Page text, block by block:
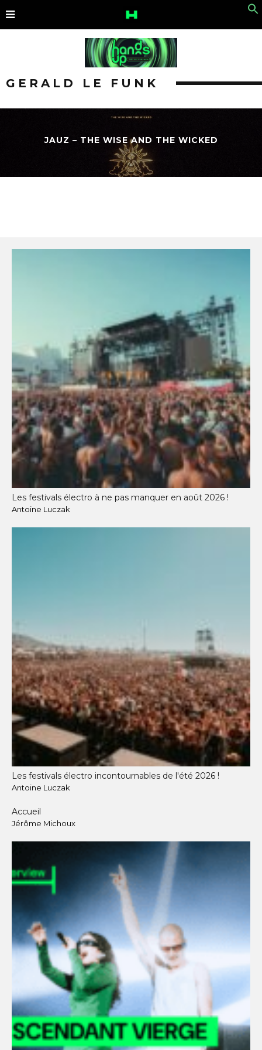
GERALD LE FUNK
JAUZ – THE WISE AND THE WICKED
Les festivals électro à ne pas manquer en août 2026 !
Antoine Luczak
Les festivals électro incontournables de l'été 2026 !
Antoine Luczak
Accueil
Jérôme Michoux